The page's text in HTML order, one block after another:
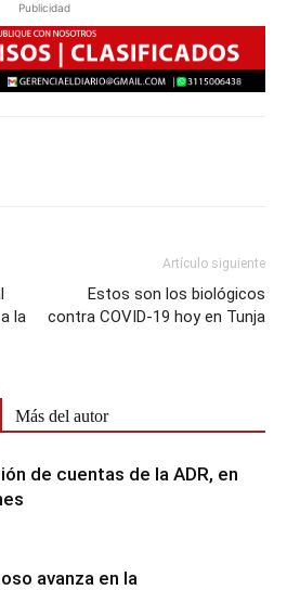
Publicidad
la
Artículo siguiente
Estos son los biológicos
contra COVID-19 hoy en Tunja
Más del autor
de cuentas de la ADR, en
avanza en la